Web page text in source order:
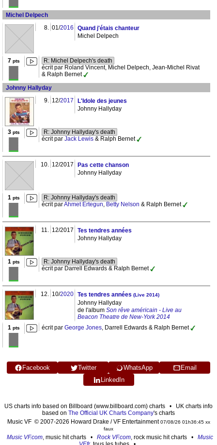
Michel Delpech
8. 01/2016
Quand j'étais chanteur
Michel Delpech
7 pts
R: Michel Delpech's death
écrit par Roland Vincent, Michel Delpech, Jean-Michel Rivat
& Ralph Bernet
Johnny Hallyday
9. 12/2017
L'Idole des jeunes
Johnny Hallyday
3pts
R: Johnny Hallyday's death
écrit par Jack Lewis & Ralph Bernet
10. 12/2017
Pas cette chanson
Johnny Hallyday
1 pts
R: Johnny Hallyday's death
écrit parAhmet Ertegun, Betty Nelson & Ralph Bernet
11. 12/2017
Tes tendres années
Johnny Hallyday
1 pts
R: Johnny Hallyday's death
écrit par Darrell Edwards & Ralph Bernet
12. 10/2020 Tes tendres années (Live 2014)
Johnny Hallyday
de l'album Son rêve américain - Live au
Beacon Theatre de New-York 2014
1 pts écrit par George Jones, Darrell Edwards & Ralph Bernet
Facebook Twitter WhatsApp
Email
LinkedIn
US charts info based on Billboard (www.billboard.com) charts • UK charts info
based on The Official UK Charts Company's charts
Music VF © 2007-2026 Howard Drake / VF Entertainment07/08/26 01h36:45 xx
faux
Music VF.com, music hit charts • Rock VF.com, rock music hit charts • Music